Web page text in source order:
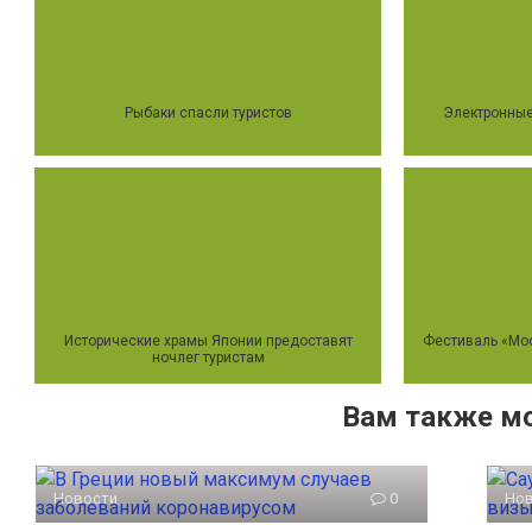
Рыбаки спасли туристов
Исторические храмы Японии предоставят
ночлег туристам
Фестиваль
Вам также
Новости 0